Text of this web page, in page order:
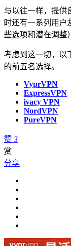
与以往一样，提供
时还有一系列用户
些选项和潜在调整
考虑到这一切，以
的前五名选择。
VyprVPN
ExpressVPN
ivacy VPN
NordVPN
PureVPN
赞 3
赏
分享